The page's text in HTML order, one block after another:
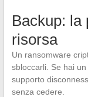
Backup: la
risorsa
Un ransomware
sbloccarli. Se hai
supporto
senza cedere.